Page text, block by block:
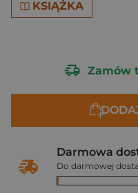
KSIĄŻKA
Zamów
Darmowa
Do darmowej